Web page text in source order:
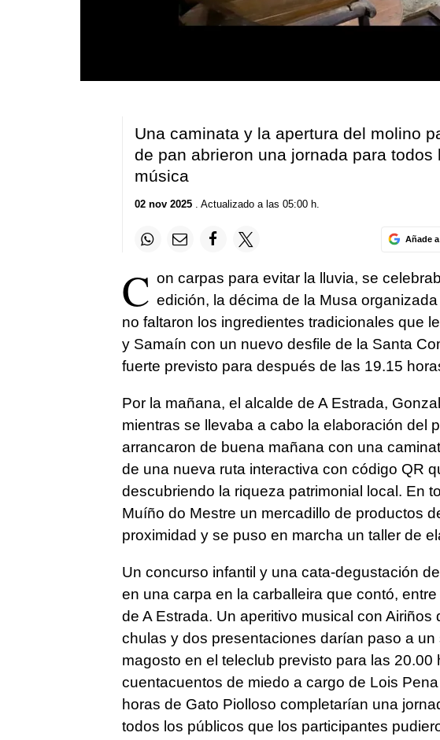
Una caminata y la apertura del molino
de pan abrieron una jornada para
música
02 nov 2025. Actualizado a las 05:00 h.
Añade
C on carpas para evitar la lluvia, se
edición, la décima de la Musa
no faltaron los ingredientes tradicionales que
y Samaín con un nuevo desfile de la Santa
fuerte previsto para después de las 19.15
Por la mañana, el alcalde de A Estrada,
mientras se llevaba a cabo la elaboración del
arrancaron de buena mañana con una
de una nueva ruta interactiva con código QR
descubriendo la riqueza patrimonial local. En
Muíño do Mestre un mercadillo de productos
proximidad y se puso en marcha un taller de
Un concurso infantil y una cata-degustación
en una carpa en la carballeira que contó,
de A Estrada. Un aperitivo musical con
chulas y dos presentaciones darían paso a
magosto en el teleclub previsto para las 20.00
cuentacuentos de miedo a cargo de Lois
horas de Gato Piolloso completarían una
todos los públicos que los participantes